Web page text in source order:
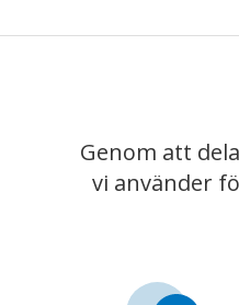
Genom att
vi använder